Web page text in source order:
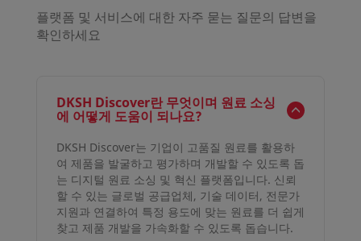
플랫폼 및 서비스에 대한 자주 묻는 질문의 답변을
확인하세요
DKSH Discover란 무엇이며 원료 소싱
에 어떻게 도움이 되나요?
DKSH Discover는 기업이 고품질 원료를 활용하
여 제품을 발굴하고 평가하며 개발할 수 있도록 돕
는 디지털 원료 소싱 및 혁신 플랫폼입니다. 신뢰
할 수 있는 글로벌 공급업체, 기술 데이터, 전문가
지원과 연결하여 특정 용도에 맞는 원료를 더 쉽게
찾고 제품 개발을 가속화할 수 있도록 돕습니다.